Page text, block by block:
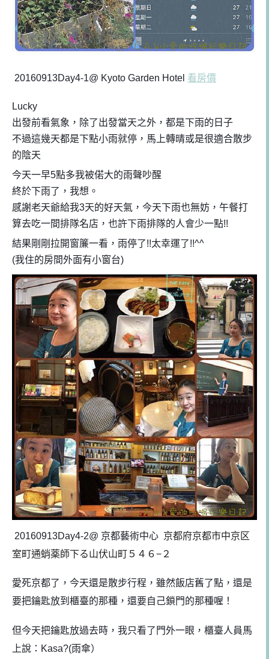
20160913Day4-1@ Kyoto Garden Hotel 看房價
Lucky
出發前看氣象，除了出發當天之外，都是下雨的日子
不過這幾天都是下點小雨就停，馬上轉晴或是很適合散步
的陰天
今天一早5點多我被偌大的雨聲吵醒
終於下雨了，我想。
感謝老天爺給我3天的好天氣，今天下雨也無妨，午餐打
算去吃一間排隊名店，也許下雨排隊的人會少一點!!
結果剛剛拉開窗簾一看，雨停了!!太幸運了!!^^
(我住的房間外面有小窗台)
20160913Day4-2@ 京都藝術中心 京都府京都市中京区
室町通蛸薬師下る山伏山町５４６−２
愛死京都了，今天還是散步行程，雖然飯店舊了點，還是
要把鑰匙放到櫃臺的那種，還要自己鎖門的那種喔！
但今天把鑰匙放過去時，我只看了門外一眼，櫃臺人員馬
上說：Kasa?(雨傘）